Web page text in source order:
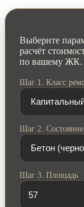
Выберите
расчёт
по вашему ЖК.
Шаг 1. Класс
Шаг 2. Состояние
Шаг 3. Площадь